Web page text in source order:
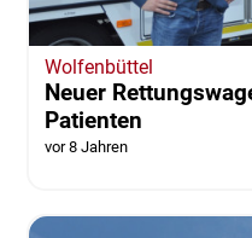
Wolfenbüttel
Neuer
Patienten
vor 8 Jahren